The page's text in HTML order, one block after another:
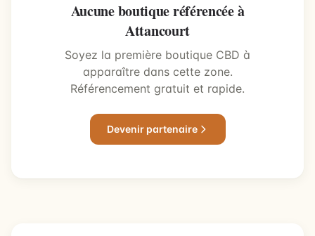
Aucune boutique référencée à
Attancourt
Soyez la première boutique CBD à
apparaître dans cette zone.
Référencement gratuit et rapide.
Devenir partenaire